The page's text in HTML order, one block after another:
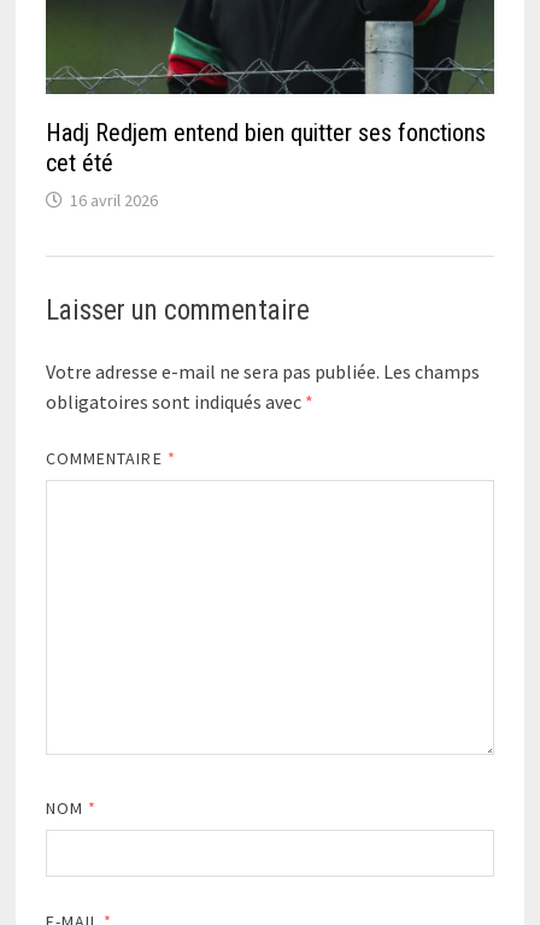
Hadj Redjem entend bien quitter ses fonctions
cet été
16 avril 2026
Laisser un commentaire
Votre adresse e-mail ne sera pas publiée. Les champs
obligatoires sont indiqués avec *
COMMENTAIRE *
NOM *